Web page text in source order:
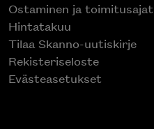
Ostaminen ja toimitusajat
Hintatakuu
Tilaa Skanno-uutiskirje
Rekisteriseloste
Evästeasetukset